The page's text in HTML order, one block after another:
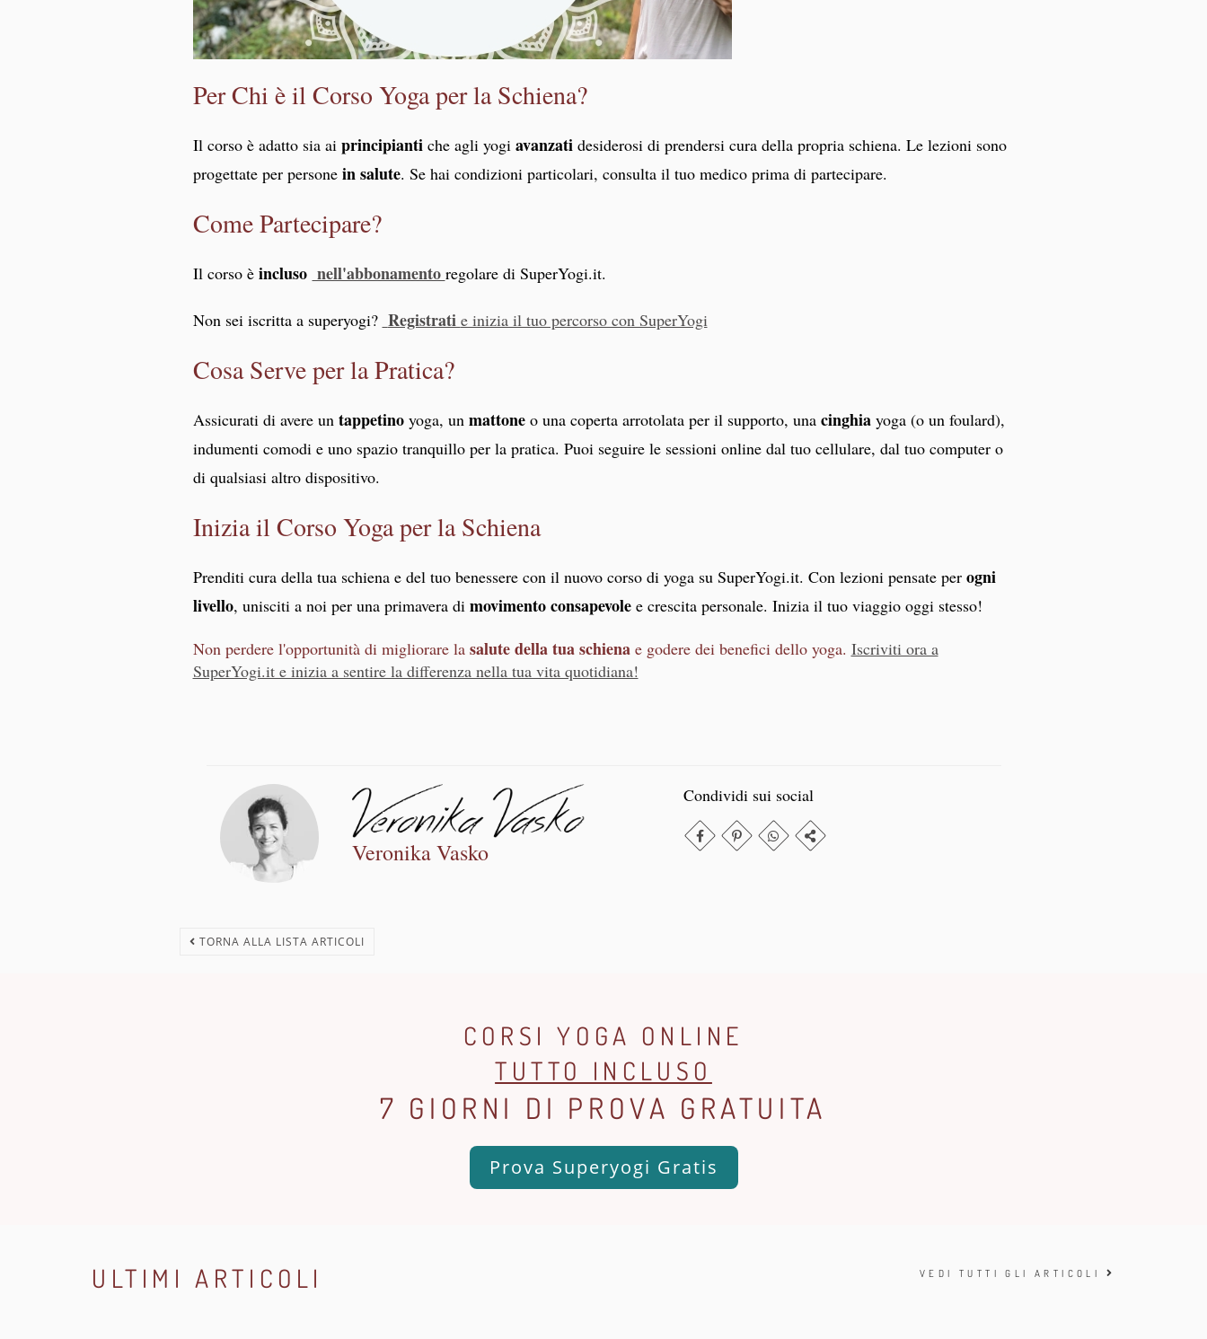
Per Chi è il Corso Yoga per la Schiena?
Il corso è adatto sia ai principianti che agli yogi avanzati desiderosi di prendersi cura della propria schiena. Le lezioni sono
progettate per persone in salute. Se hai condizioni particolari, consulta il tuo medico prima di partecipare.
Come Partecipare?
Il corso è incluso nell'abbonamento regolare di SuperYogi.it.
Non sei iscritta a superyogi? Registrati e inizia il tuo percorso con SuperYogi
Cosa Serve per la Pratica?
Assicurati di avere un tappetino yoga, un mattone o una coperta arrotolata per il supporto, una cinghia yoga (o un foulard),
indumenti comodi e uno spazio tranquillo per la pratica. Puoi seguire le sessioni online dal tuo cellulare, dal tuo computer o
di qualsiasi altro dispositivo.
Inizia il Corso Yoga per la Schiena
Prenditi cura della tua schiena e del tuo benessere con il nuovo corso di yoga su SuperYogi.it. Con lezioni pensate per ogni
livello, unisciti a noi per una primavera di movimento consapevolee crescita personale. Inizia il tuo viaggio oggi stesso!
Non perdere l'opportunità di migliorare la salute della tua schienae godere dei benefici dello yoga. Iscriviti ora a
SuperYogi.it e inizia a sentire la differenza nella tua vita quotidiana!
Veronika Vasko
Condividi sui social
TORNA ALLA LISTA ARTICOLI
CORSI YOGA ONLINE
TUTTO INCLUSO
7 GIORNI DI PROVA GRATUITA
Prova Superyogi Gratis
ULTIMI ARTICOLI VEDI TUTTI GLI ARTICOLI